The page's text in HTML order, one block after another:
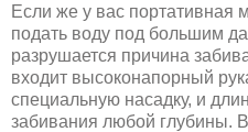
Если же у вас портативная
подать воду под большим
разрушается причина
входит высоконапорный
специальную насадку, и
забивания любой глубины.